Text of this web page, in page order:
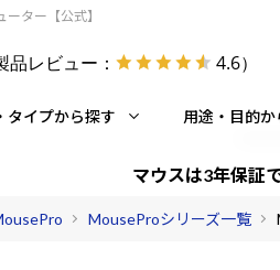
ター【公式】
品レビュー： 4.6）
タイプから探す 用途・目的か
マウスは3年保証
MouseProシリーズ一覧